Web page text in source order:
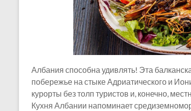
Албания способна удивлять! Эта
побережье на стыке Адриатического и
курорты без толп туристов и, конечно,
Кухня Албании напоминает